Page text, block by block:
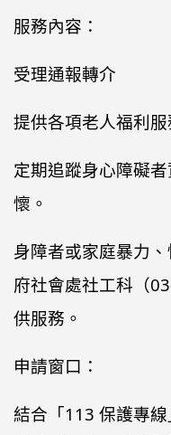
服務內容：
受理通報轉介
提供各項老人福利服
定期追蹤身心障礙
懷。
身障者或家庭暴力
府社會處社工科（
供服務。
申請窗口：
結合「113 保護專